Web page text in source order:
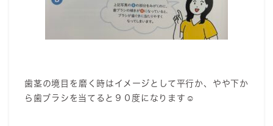
歯茎の境目を磨く時はイメージとして平行か、やや下か
ら歯ブラシを当てると９０度になります☺️